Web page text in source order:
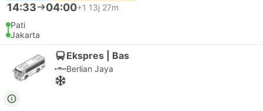
14:33 04:00+1 13j 27m
Pati
Jakarta
Ekspres | Bas
Berlian Jaya